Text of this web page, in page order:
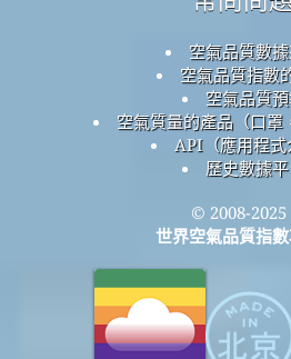
空氣品質數
空氣品質指數
空氣品質
空氣質量的產品（口罩
API（應用程式
歷史數據
© 2008-2025
世界空氣品質指